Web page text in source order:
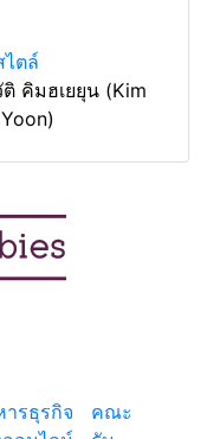
ไตล์
คิมฮเยยุน (Kim
รธุรกิจ
คณะ